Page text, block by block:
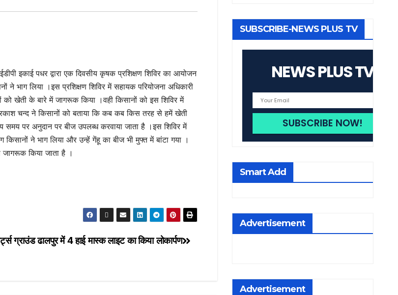
इकाई पधर द्वारा एक दिवसीय कृषक प्रशिक्षण शिविर का आयोजन
भाग लिया ।इस प्रशिक्षण शिविर में सहायक परियोजना अधिकारी
खेती के बारे में जागरूक किया ।वही किसानों को इस शिविर में
चन्द ने किसानों को बताया कि कब कब किस तरह से हमें खेती
समय पर अनुदान पर बीज उपलब्ध करवाया जाता है ।इस शिविर में
ने भाग लिया और उन्हें गेंहू का बीज भी मुफ्त में बांटा गया ।
जागरूक किया जाता है ।
ग्राउंड ढालपुर में 4 हाई मास्क लाइट का किया लोकार्पण
SUBSCRIBE-NEWS PLUS TV
NEWS PLUS TV
Smart Add
Advertisement
Advertisement